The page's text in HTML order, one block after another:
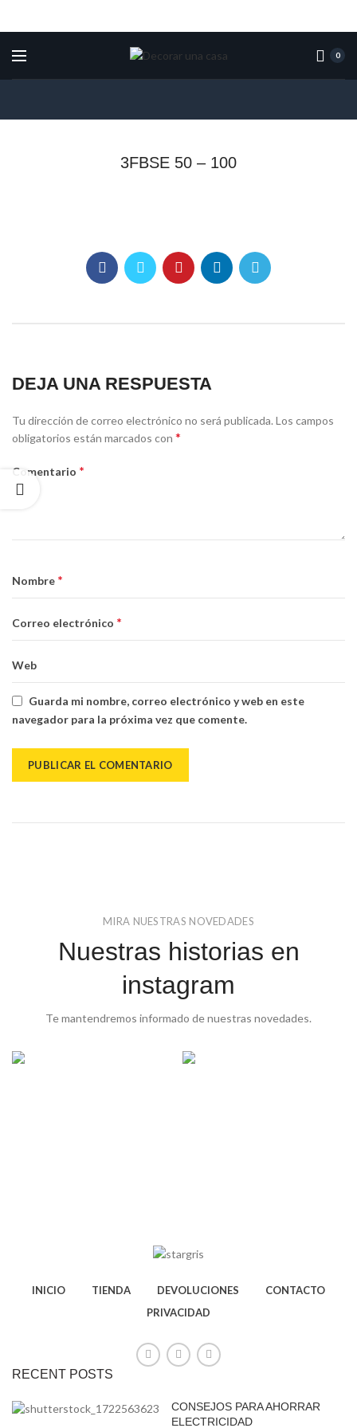
0
3FBSE 50 – 100
DEJA UNA RESPUESTA
Tu dirección de correo electrónico no será publicada.Los campos
obligatorios están marcados con *
Comentario *
Nombre *
Correo electrónico *
Web
Guarda mi nombre, correo electrónico y web en este
navegador para la próxima vez que comente.
MIRA NUESTRAS NOVEDADES
Nuestras historias en
instagram
Te mantendremos informado de nuestras novedades.
INICIO TIENDA DEVOLUCIONES
CONTACTO
PRIVACIDAD
RECENT POSTS
CONSEJOS PARA AHORRAR
ELECTRICIDAD